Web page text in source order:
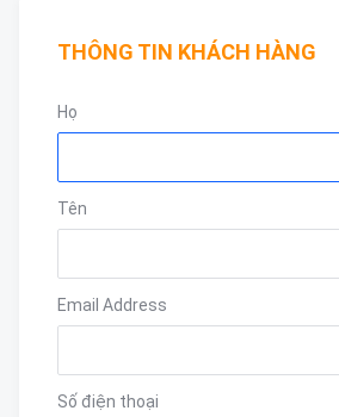
THÔNG TIN KHÁCH HÀNG
Họ
Tên
Email Address
Số điện thoại